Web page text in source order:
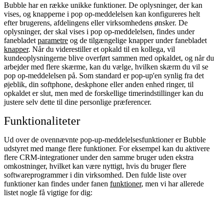
Bubble har en række unikke funktioner. De oplysninger, der kan
vises, og knapperne i pop op-meddelelsen kan konfigureres helt
efter brugerens, afdelingens eller virksomhedens ønsker. De
oplysninger, der skal vises i pop op-meddelelsen, findes under
fanebladet parametre og de tilgængelige knapper under fanebladet
knapper. Når du viderestiller et opkald til en kollega, vil
kundeoplysningerne blive overført sammen med opkaldet, og når du
arbejder med flere skærme, kan du vælge, hvilken skærm du vil se
pop op-meddelelsen på. Som standard er pop-up'en synlig fra det
øjeblik, din softphone, deskphone eller anden enhed ringer, til
opkaldet er slut, men med de forskellige timerindstillinger kan du
justere selv dette til dine personlige præferencer.
Funktionaliteter
Ud over de ovennævnte pop-up-meddelelsesfunktioner er Bubble
udstyret med mange flere funktioner. For eksempel kan du aktivere
flere CRM-integrationer under den samme bruger uden ekstra
omkostninger, hvilket kan være nyttigt, hvis du bruger flere
softwareprogrammer i din virksomhed. Den fulde liste over
funktioner kan findes under fanen funktioner, men vi har allerede
listet nogle få vigtige for dig: